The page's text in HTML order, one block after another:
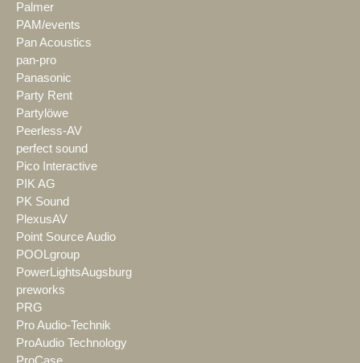
Palmer
PAM/events
Pan Acoustics
pan-pro
Panasonic
Party Rent
Partylöwe
Peerless-AV
perfect sound
Pico Interactive
PIK AG
PK Sound
PlexusAV
Point Source Audio
POOLgroup
PowerLightsAugsburg
preworks
PRG
Pro Audio-Technik
ProAudio Technology